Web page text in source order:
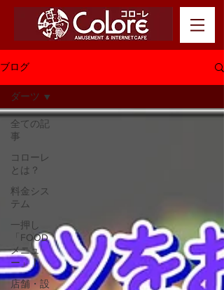
ブログ
全ての記
事
コローレ
とは？
料金シス
テム
一押し
「FOOD
メニュ
ー」！
店舗・設
ダーツ